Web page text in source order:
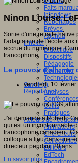
Faits
Interviews
Reportages
Brèves
Agenda
Innover
Didactique
Dispositifs
Pédagogie
Recherche
Savoir(s)
Analyses
Conférences
Outils
Pratiques
Acteurs de
Animateurs
Chercheurs
Collectivités
Editeurs
EdTech
Ninon Louise
Sortie d'une retraite hâtive
l'adaptation de l'école aux
accrue du numérique.
francophone.
Le pouvoir d'allumer
vendredi, 10 février
Reportages
J'ai demandé à Roberto
qui est un incontournable
francophone canadien.
colloque a lieu dans une
directeur pendant 20 ans.
En savoir plus...